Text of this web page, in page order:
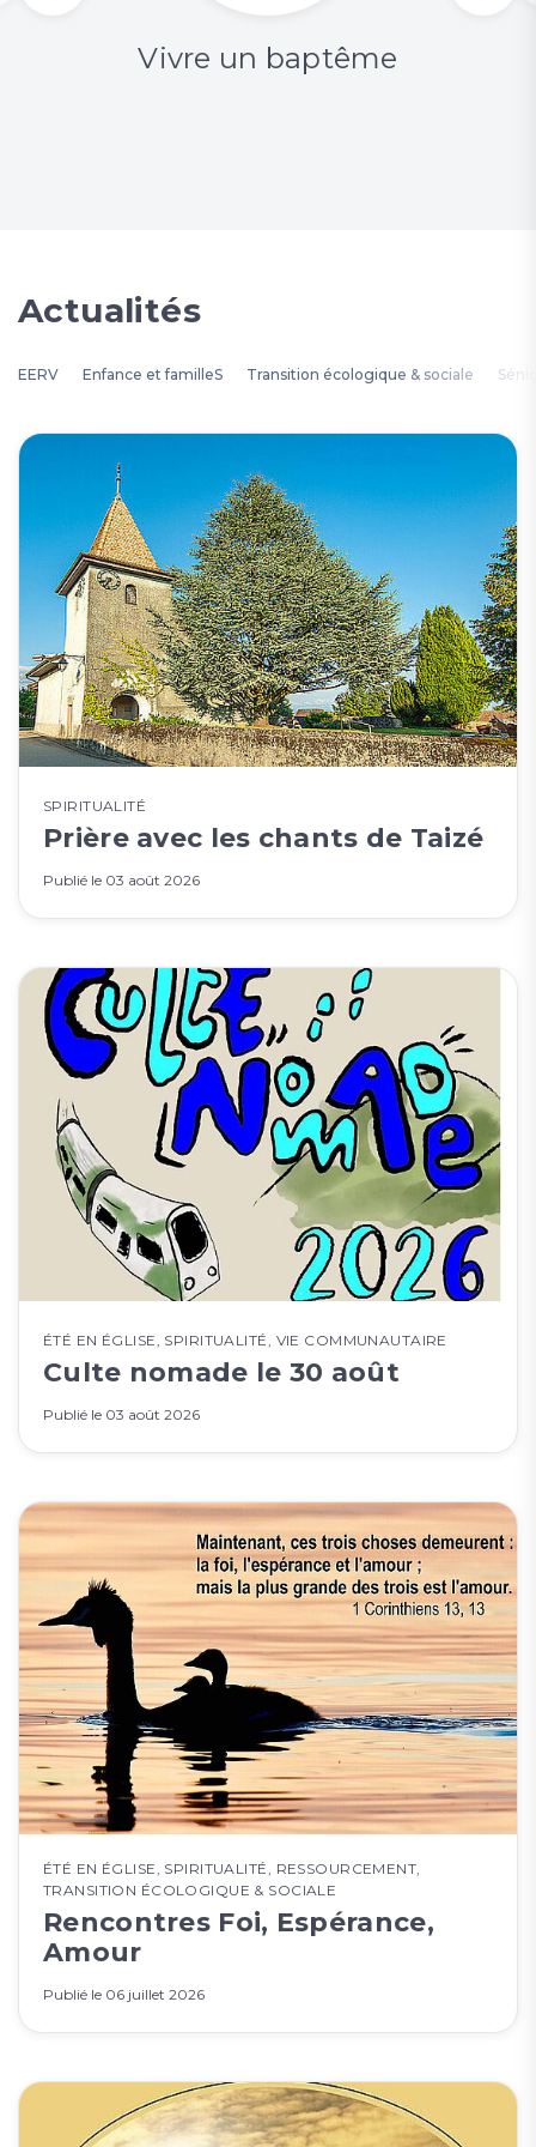
Vivre un baptême
Actualités
EERV Enfance et familleS Transition écologique & sociale
SPIRITUALITÉ
Prière avec les chants de Taizé
Publié le 03 août 2026
ÉTÉ EN ÉGLISE SPIRITUALITÉ VIE COMMUNAUTAIRE
Culte nomade le 30 août
Publié le 03 août 2026
ÉTÉ EN ÉGLISE, SPIRITUALITÉ, RESSOURCEMENT,
TRANSITION ÉCOLOGIQUE & SOCIALE
Rencontres Foi, Espérance,
Amour
Publié le 06 juillet 2026